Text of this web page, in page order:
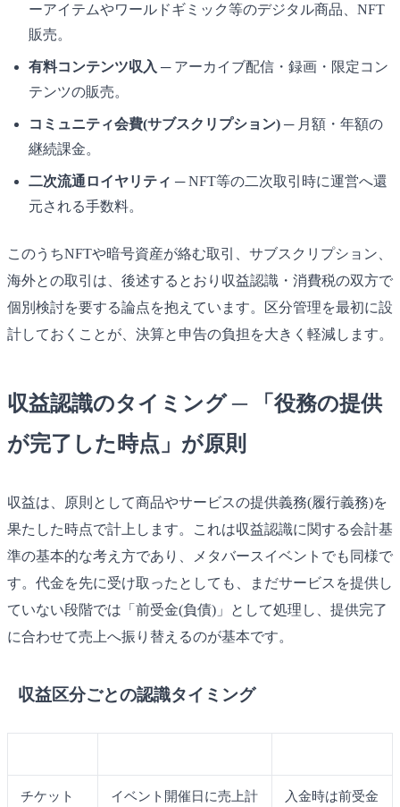
ーアイテムやワールドギミック等のデジタル商品、NFT
販売。
有料コンテンツ収入 ─ アーカイブ配信・録画・限定コン
テンツの販売。
コミュニティ会費(サブスクリプション) ─ 月額・年額の
継続課金。
二次流通ロイヤリティ ─ NFT等の二次取引時に運営へ還
元される手数料。
このうちNFTや暗号資産が絡む取引、サブスクリプション、
海外との取引は、後述するとおり収益認識・消費税の双方で
個別検討を要する論点を抱えています。区分管理を最初に設
計しておくことが、決算と申告の負担を大きく軽減します。
収益認識のタイミング ─ 「役務の提供
が完了した時点」が原則
収益は、原則として商品やサービスの提供義務(履行義務)を
果たした時点で計上します。これは収益認識に関する会計基
準の基本的な考え方であり、メタバースイベントでも同様で
す。代金を先に受け取ったとしても、まだサービスを提供し
ていない段階では「前受金(負債)」として処理し、提供完了
に合わせて売上へ振り替えるのが基本です。
収益区分ごとの認識タイミング
チケット
イベント開催日に売上計
入金時は前受金